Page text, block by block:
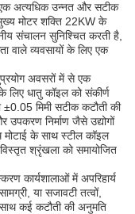
एक अत्यधिक उन्नत और सटीक
मोटर शक्ति 22KW के
संचालन सुनिश्चित करती है,
वाले व्यवसायों के लिए एक
अवसरों में से एक
लिए धातु कॉइल को संकीर्ण
मिमी सटीक कटौती की
उपकरण निर्माण जैसे उद्योगों
के साथ स्टील कॉइल
श्रृंखला को समायोजित
कार्यशालाओं में अपरिहार्य
या सजावटी तत्वों,
कई कटौती की अनुमति